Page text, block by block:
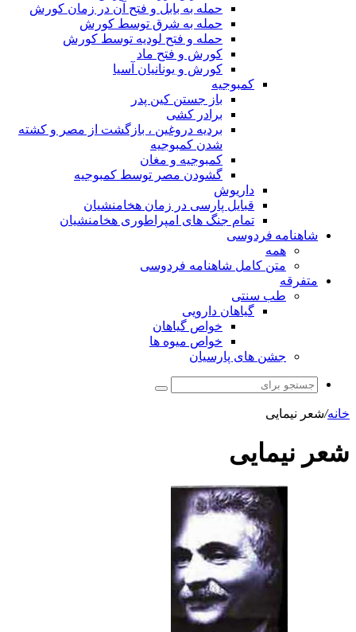
حمله به بابل و فتح آن در زمان کورش
حمله به شرق توسط کورش
حمله و فتح لودیه توسط کورش
کورش و فتح ماد
کورش و یونانیان آسیا
کمبوجیه
باز جستن کین پدر
برادر کشی
بردیه دروغین ، بازگشت از مصر و کشته
شدن کمبوجیه
کمبوجیه و مغان
گشودن مصر توسط کمبوجیه
داریوش
قبایل پارسی در زمان هخامنشیان
تمام جنگ های امپراطوری هخامنشیان
شاهنامه فردوسی
همه
متن کامل شاهنامه فردوسی
متفرقه
طب سنتی
گیاهان دارویی
خواص گیاهان
خواص میوه ها
جشن های پارسیان
جستجو
خانه/شعر نیمایی
شعر نیمایی